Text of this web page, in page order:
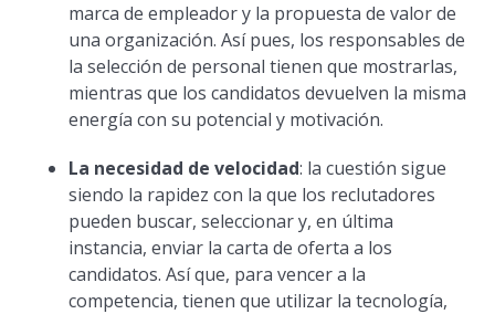
marca de empleador y la propuesta de valor de
una organización. Así pues, los responsables de
la selección de personal tienen que mostrarlas,
mientras que los candidatos devuelven la misma
energía con su potencial y motivación.
La necesidad de velocidad: la cuestión sigue
siendo la rapidez con la que los reclutadores
pueden buscar, seleccionar y, en última
instancia, enviar la carta de oferta a los
candidatos. Así que, para vencer a la
competencia, tienen que utilizar la tecnología,